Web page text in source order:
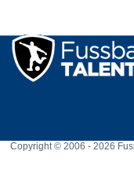
Copyright © 2006 - 2026